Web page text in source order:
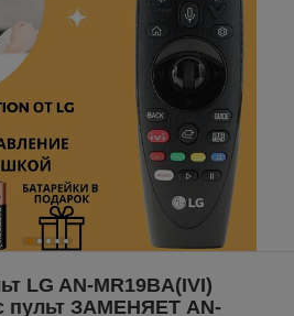
LG AN-MR19BA(IVI)
пульт ЗАМЕНЯЕТ AN-